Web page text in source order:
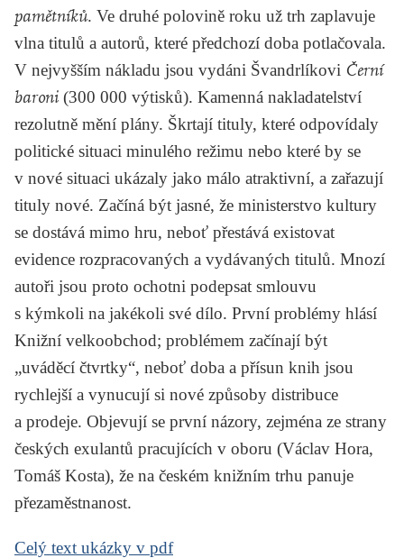
pamětníků. Ve druhé polovině roku už trh zaplavuje
vlna titulů a autorů, které předchozí doba potlačovala.
V nejvyšším nákladu jsou vydáni Švandrlíkovi Černí
baroni (300 000 výtisků). Kamenná nakladatelství
rezolutně mění plány. Škrtají tituly, které odpovídaly
politické situaci minulého režimu nebo které by se
v nové situaci ukázaly jako málo atraktivní, a zařazují
tituly nové. Začíná být jasné, že ministerstvo kultury
se dostává mimo hru, neboť přestává existovat
evidence rozpracovaných a vydávaných titulů. Mnozí
autoři jsou proto ochotni podepsat smlouvu
s kýmkoli na jakékoli své dílo. První problémy hlásí
Knižní velkoobchod; problémem začínají být
„uváděcí čtvrtky“, neboť doba a přísun knih jsou
rychlejší a vynucují si nové způsoby distribuce
a prodeje. Objevují se první názory, zejména ze strany
českých exulantů pracujících v oboru (Václav Hora,
Tomáš Kosta), že na českém knižním trhu panuje
přezaměstnanost.
Celý text ukázky v pdf